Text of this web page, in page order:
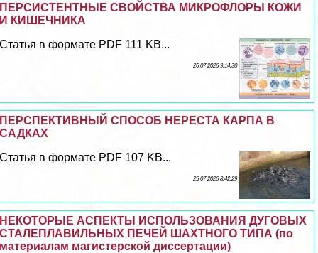
ПЕРСИСТЕНТНЫЕ СВОЙСТВА МИКРОФЛОРЫ КОЖИ
И КИШЕЧНИКА
Статья в формате PDF 111 KB...
26 07 2026 9:14:30
ПЕРСПЕКТИВНЫЙ СПОСОБ НЕРЕСТА КАРПА В
САДКАХ
Статья в формате PDF 107 KB...
25 07 2026 8:42:29
НЕКОТОРЫЕ АСПЕКТЫ ИСПОЛЬЗОВАНИЯ ДУГОВЫХ
СТАЛЕПЛАВИЛЬНЫХ ПЕЧЕЙ ШАХТНОГО ТИПА (по
материалам магистерской диссертации)